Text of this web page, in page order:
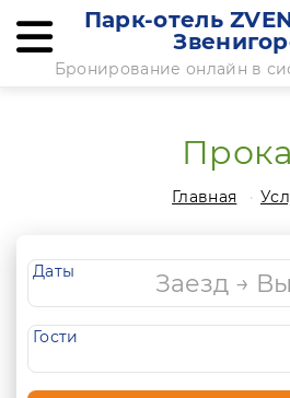
Парк-отель
Бронирование онлайн в
Главная
Даты
Гости